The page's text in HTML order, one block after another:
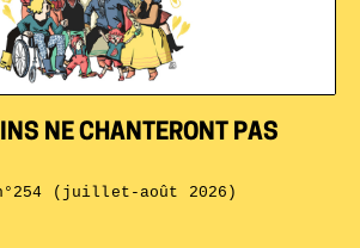
NE CHANTERONT PAS
(juillet-août 2026)